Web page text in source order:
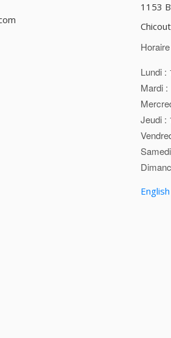
1153
Lundi :
Mardi :
Jeudi :
English